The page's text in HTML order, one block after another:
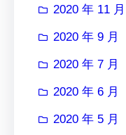
2020 年 11 月
2020 年 9 月
2020 年 7 月
2020 年 6 月
2020 年 5 月